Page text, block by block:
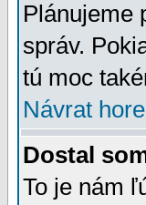
Plánujeme
správ.
tú moc
Návrat hore
Dostal
To je nám